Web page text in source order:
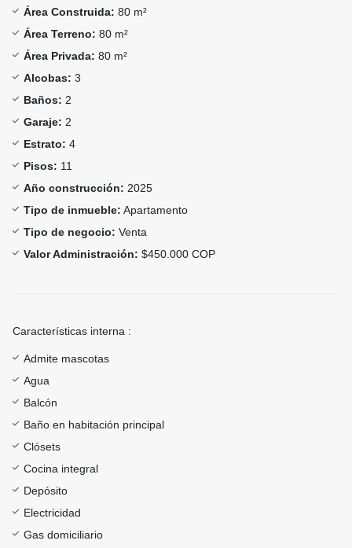
Área Construida: 80 m²
Área Terreno: 80 m²
Área Privada: 80 m²
Alcobas: 3
Baños: 2
Garaje: 2
Estrato: 4
Pisos: 11
Año construcción: 2025
Tipo de inmueble: Apartamento
Tipo de negocio: Venta
Valor Administración: $450.000 COP
Características interna :
Admite mascotas
Agua
Balcón
Baño en habitación principal
Clósets
Cocina integral
Depósito
Electricidad
Gas domiciliario